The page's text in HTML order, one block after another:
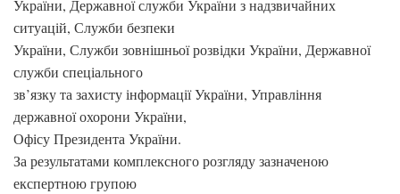
України, Державної служби України з надзвичайних
ситуацій, Служби безпеки
України, Служби зовнішньої розвідки України, Державної
служби спеціального
зв’язку та захисту інформації України, Управління
державної охорони України,
Офісу Президента України.
За результатами комплексного розгляду зазначеною
експертною групою